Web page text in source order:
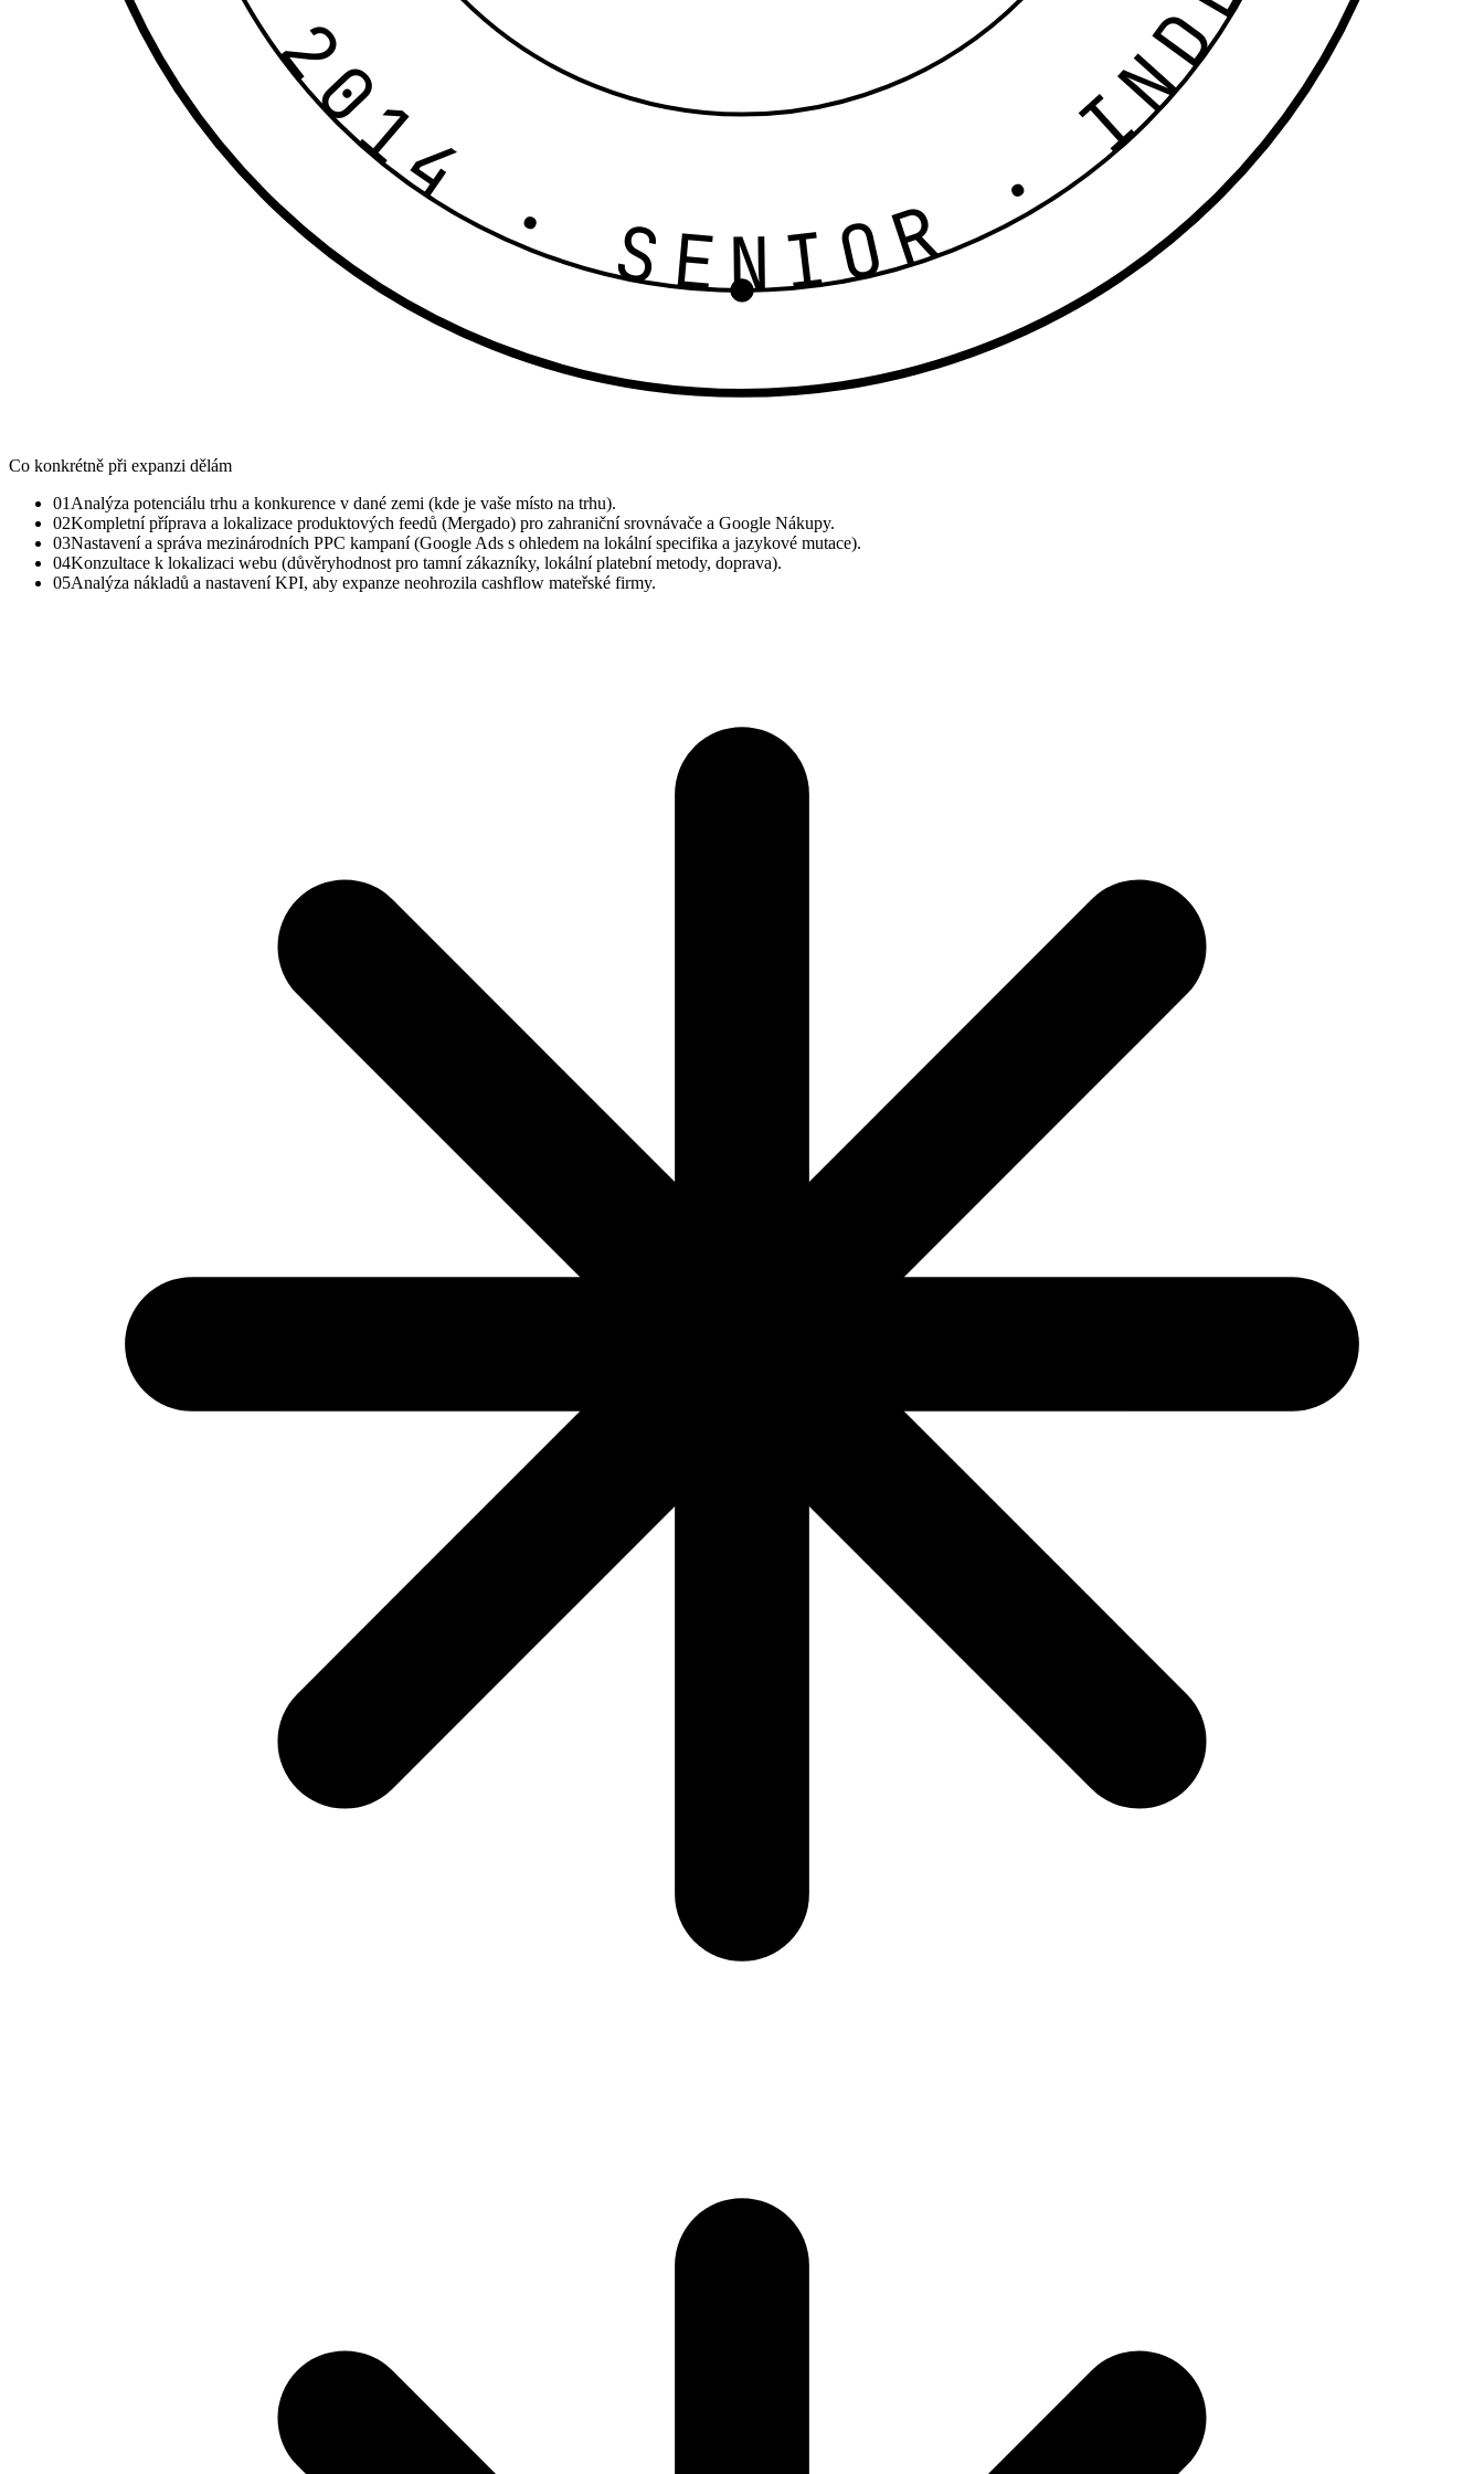
Co konkrétně při expanzi dělám
01 Analýza potenciálu trhu a konkurence v dané zemi (kde je vaše místo na trhu).
02Kompletní příprava a lokalizace produktových feedů (Mergado) pro zahraniční srovnávače a Google Nákupy.
03Nastavení a správa mezinárodních PPC kampaní (Google Ads s ohledem na lokální specifika a jazykové mutace).
04Konzultace k lokalizaci webu (důvěryhodnost pro tamní zákazníky, lokální platební metody, doprava).
05Analýza nákladů a nastavení KPI, aby expanze neohrozila cashflow mateřské firmy.